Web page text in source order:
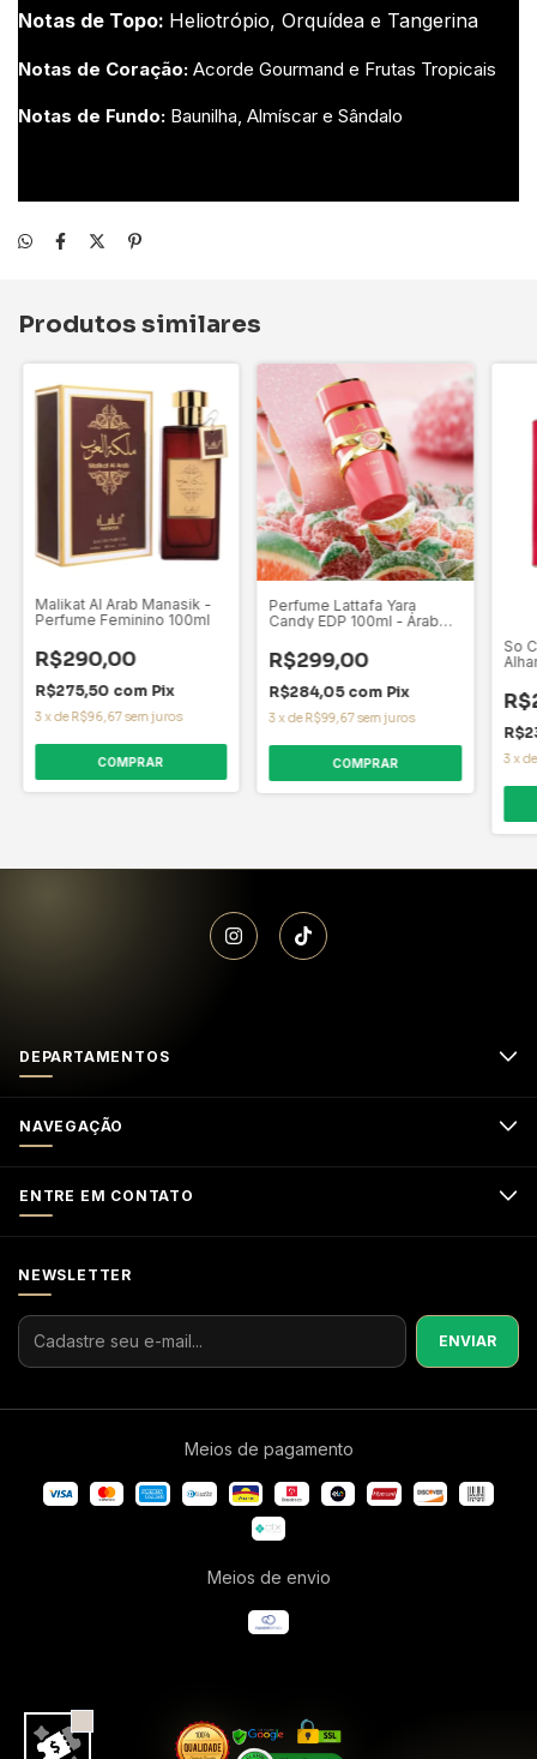
Notas de Topo: Heliotrópio, Orquídea e Tangerina
Notas de Coração: Acorde Gourmand e Frutas Tropicais
Notas de Fundo: Baunilha, Almíscar e Sândalo
Produtos similares
Malikat Al Arab Manasik -
Perfume Feminino 100ml
R$290,00
R$275,50 com Pix
3xdeR$96,67sem juros
Perfume Lattafa Yara
Candy EDP 100ml - Árabe
R$299,00
R$284,05 com Pix
3xdeR$99,67sem juros
So
3x
DEPARTAMENTOS
NAVEGAÇÃO
ENTRE EM CONTATO
NEWSLETTER
Meios de pagamento
Meios de envio